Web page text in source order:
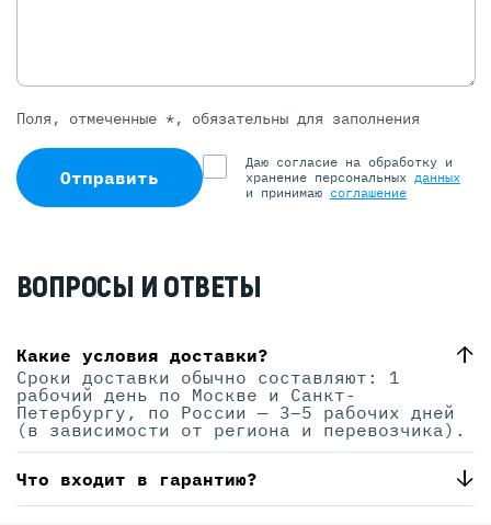
Поля, отмеченные *, обязательны для заполнения
Отправить
Даю согласие на обработку и
хранение персональных данных
и принимаю соглашение
ВОПРОСЫ И ОТВЕТЫ
Какие условия доставки?
Сроки доставки обычно составляют: 1
рабочий день по Москве и Санкт-
Петербургу, по России — 3–5 рабочих дней
(в зависимости от региона и перевозчика).
Что входит в гарантию?